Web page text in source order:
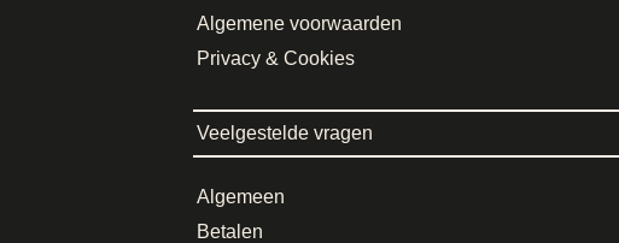
Algemene voorwaarden
Privacy & Cookies
Veelgestelde vragen
Algemeen
Betalen